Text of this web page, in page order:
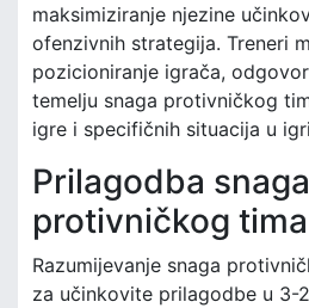
maksimiziranje njezine
ofenzivnih strategija. Treneri
pozicioniranje igrača,
temelju snaga protivničkog
igre i specifičnih situacija u
Prilagodba
protivničkog tima
Razumijevanje snaga
za učinkovite prilagodbe u 3-